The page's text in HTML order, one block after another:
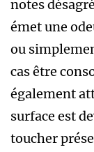
notes
émet une
ou
cas être
également
surface est
toucher